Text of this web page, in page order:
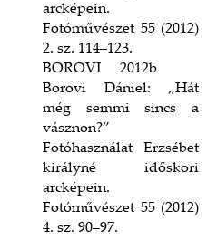
arcképein.
Fotóművészet 55 (2012)
2. sz. 114–123.
BOROVI 2012b
Borovi Dániel: „Hát
még semmi sincs a
vásznon?”
Fotóhasználat Erzsébet
királyné időskori
arcképein.
Fotóművészet 55 (2012)
4. sz. 90–97.